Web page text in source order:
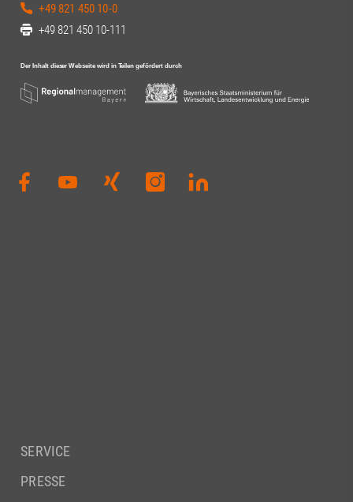
+49 821 450 10-0
+49 821 450 10-111
SERVICE
PRESSE